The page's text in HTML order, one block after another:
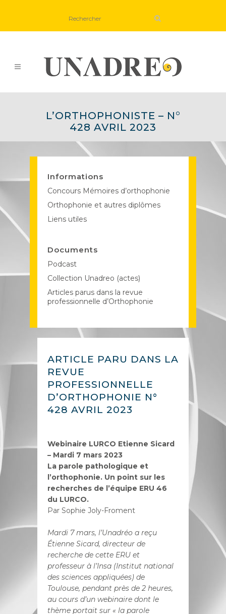
L’ORTHOPHONISTE – N°
428 AVRIL 2023
Informations
Concours Mémoires d’orthophonie
Orthophonie et autres diplômes
Liens utiles
Documents
Podcast
Collection Unadreo (actes)
Articles parus dans la revue
professionnelle d’Orthophonie
ARTICLE PARU DANS LA
REVUE
PROFESSIONNELLE
D’ORTHOPHONIE N°
428 AVRIL 2023
Webinaire LURCO Etienne Sicard
– Mardi 7 mars 2023
La parole pathologique et
l’orthophonie. Un point sur les
recherches de l’équipe ERU 46
du LURCO.
Par Sophie Joly-Froment
Mardi 7 mars, l’Unadréo a reçu
Étienne Sicard, directeur de
recherche de cette ERU et
professeur à l’Insa (Institut national
des sciences appliquées) de
Toulouse, pendant près de 2 heures,
au cours d’un webinaire dont le
thème portait sur « la parole